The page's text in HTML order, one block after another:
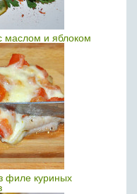
маслом и яблоком
филе куриных